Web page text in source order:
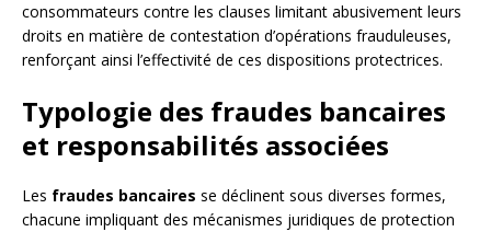
consommateurs contre les clauses limitant abusivement leurs
droits en matière de contestation d’opérations frauduleuses,
renforçant ainsi l’effectivité de ces dispositions protectrices.
Typologie des fraudes bancaires
et responsabilités associées
Les fraudes bancaires se déclinent sous diverses formes,
chacune impliquant des mécanismes juridiques de protection